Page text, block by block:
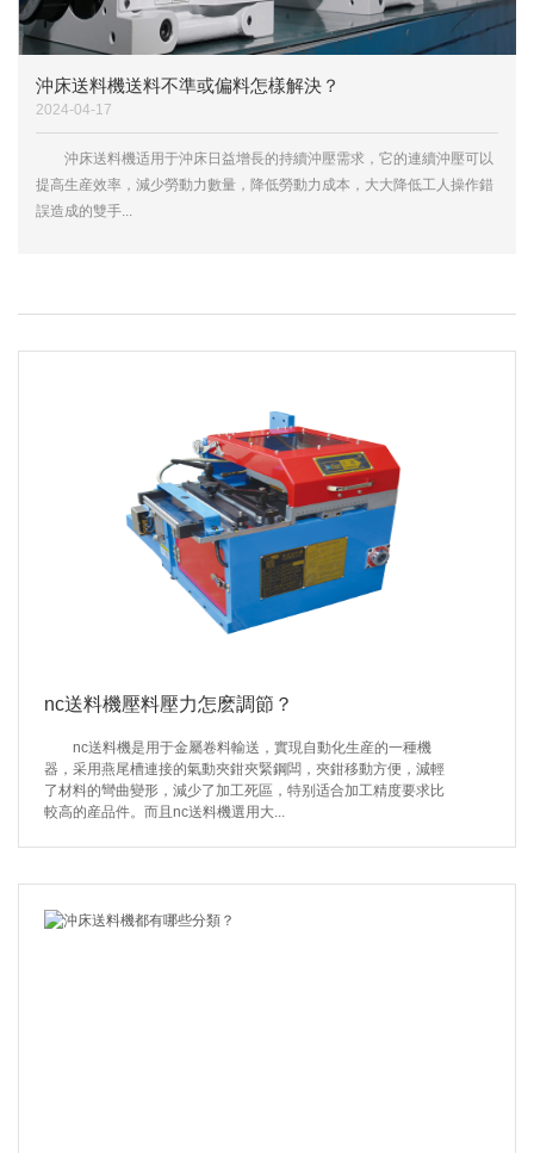
沖床送料機送料不準或偏料怎樣解決？
2024-04-17
沖床送料機适用于沖床日益增長的持續沖壓需求，它的連續沖壓可以
提高生産效率，減少勞動力數量，降低勞動力成本，大大降低工人操作錯
誤造成的雙手...
nc送料機壓料壓力怎麽調節？
nc送料機是用于金屬卷料輸送，實現自動化生産的一種機
器，采用燕尾槽連接的氣動夾鉗夾緊鋼闆，夾鉗移動方便，減輕
了材料的彎曲變形，減少了加工死區，特别适合加工精度要求比
較高的産品件。而且nc送料機選用大...